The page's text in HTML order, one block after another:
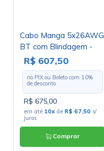
Cabo Manga 5x26AWG
BT com Blindagem -
Rolo com 100 Metros
R$ 607,50
no PIX ou Boleto com 10%
de desconto
R$ 675,00
em até 10x de R$ 67,50 s/
juros
Comprar